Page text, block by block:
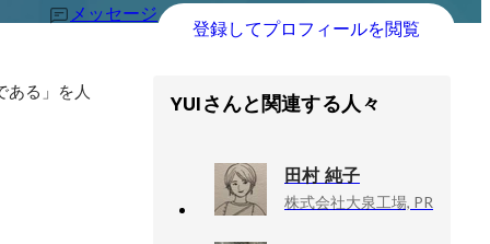
メッセージ
登録してプロフィールを閲覧
YUIさんと関連する人々
田村 純子
株式会社大泉工場, PR